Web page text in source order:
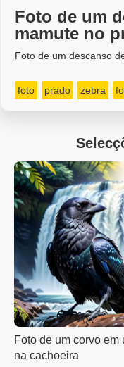
Foto de um
mamute no
Foto de um descanso
foto prado zebra
Foto de um corvo em
na cachoeira